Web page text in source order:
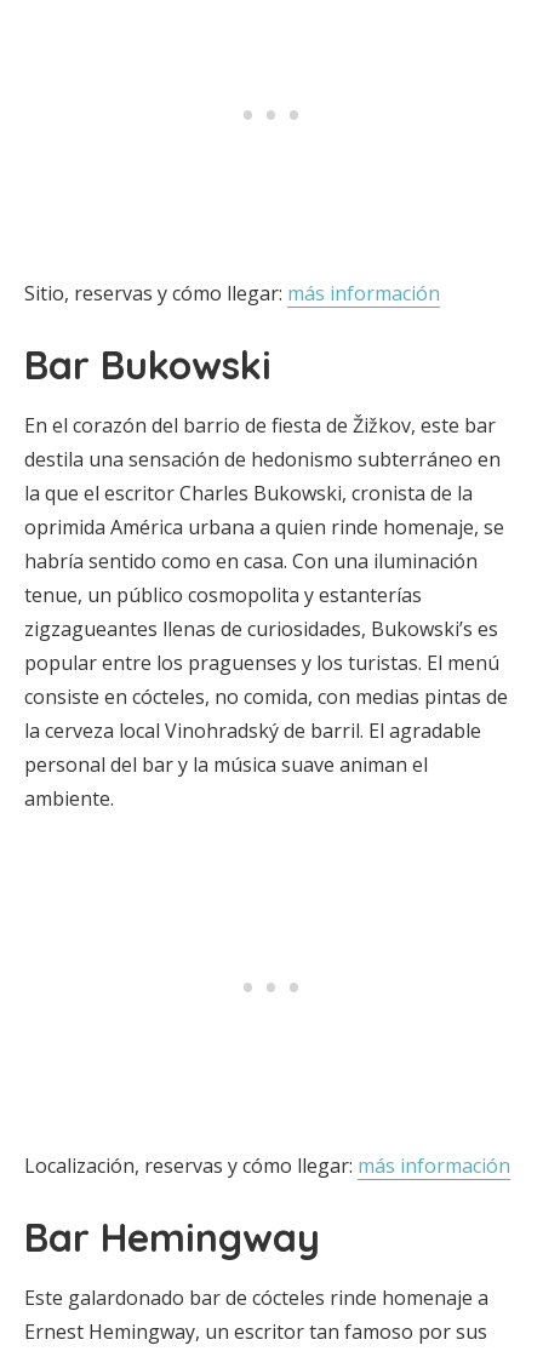
Sitio, reservas y cómo llegar: más información
Bar Bukowski
En el corazón del barrio de fiesta de Žižkov, este bar
destila una sensación de hedonismo subterráneo en
la que el escritor Charles Bukowski, cronista de la
oprimida América urbana a quien rinde homenaje, se
habría sentido como en casa. Con una iluminación
tenue, un público cosmopolita y estanterías
zigzagueantes llenas de curiosidades, Bukowski’s es
popular entre los praguenses y los turistas. El menú
consiste en cócteles, no comida, con medias pintas de
la cerveza local Vinohradský de barril. El agradable
personal del bar y la música suave animan el
ambiente.
Localización, reservas y cómo llegar: más información
Bar Hemingway
Este galardonado bar de cócteles rinde homenaje a
Ernest Hemingway, un escritor tan famoso por sus